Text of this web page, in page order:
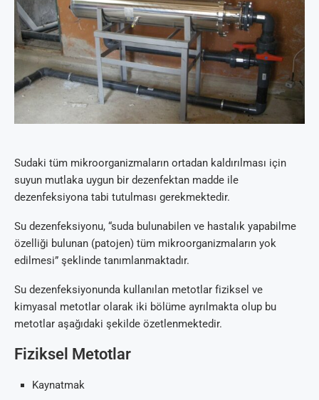
Sudaki tüm mikroorganizmaların ortadan kaldırılması için
suyun mutlaka uygun bir dezenfektan madde ile
dezenfeksiyona tabi tutulması gerekmektedir.
Su dezenfeksiyonu, “suda bulunabilen ve hastalık yapabilme
özelliği bulunan (patojen) tüm mikroorganizmaların yok
edilmesi” şeklinde tanımlanmaktadır.
Su dezenfeksiyonunda kullanılan metotlar fiziksel ve
kimyasal metotlar olarak iki bölüme ayrılmakta olup bu
metotlar aşağıdaki şekilde özetlenmektedir.
Fiziksel Metotlar
Kaynatmak